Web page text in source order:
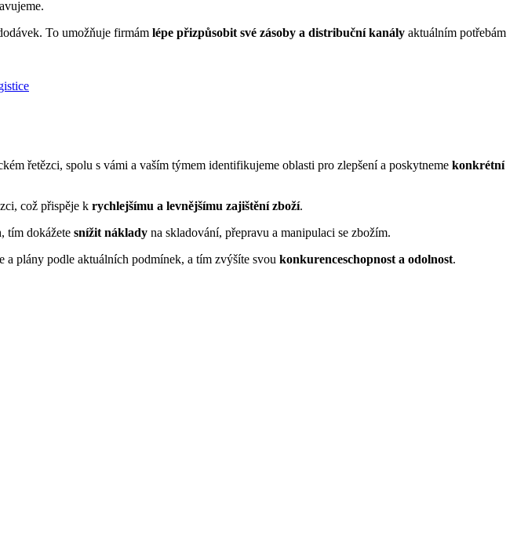
To umožňuje firmám lépe přizpůsobit své zásoby a distribuční kanály aktuálním potřebám
řetězci, spolu s vámi a vaším týmem identifikujeme oblasti pro zlepšení a poskytneme konkrétní
což přispěje k rychlejšímu a levnějšímu zajištění zboží.
tím dokážete snížit náklady na skladování, přepravu a manipulaci se zbožím.
a plány podle aktuálních podmínek, a tím zvýšíte svou konkurenceschopnost a odolnost.